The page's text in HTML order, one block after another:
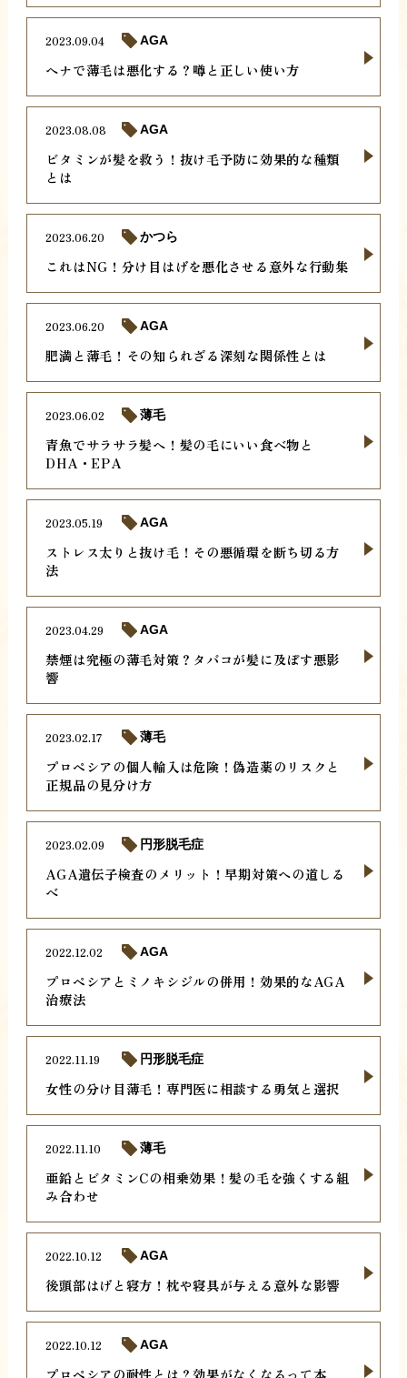
ヘナで薄毛は悪化する？噂と正しい使い方
2023.09.04 AGA
ビタミンが髪を救う！抜け毛予防に効果的な種類
とは
2023.08.08 AGA
これはNG！分け目はげを悪化させる意外な行動集
2023.06.20 かつら
肥満と薄毛！その知られざる深刻な関係性とは
2023.06.20 AGA
青魚でサラサラ髪へ！髪の毛にいい食べ物と
DHA・EPA
2023.06.02 薄毛
ストレス太りと抜け毛！その悪循環を断ち切る方
法
2023.05.19 AGA
禁煙は究極の薄毛対策？タバコが髪に及ぼす悪影
響
2023.04.29 AGA
プロペシアの個人輸入は危険！偽造薬のリスクと
正規品の見分け方
2023.02.17 薄毛
AGA遺伝子検査のメリット！早期対策への道しる
べ
2023.02.09 円形脱毛症
プロペシアとミノキシジルの併用！効果的なAGA
治療法
2022.12.02 AGA
女性の分け目薄毛！専門医に相談する勇気と選択
2022.11.19 円形脱毛症
亜鉛とビタミンCの相乗効果！髪の毛を強くする組
み合わせ
2022.11.10 薄毛
後頭部はげと寝方！枕や寝具が与える意外な影響
2022.10.12 AGA
プロペシアの耐性とは？効果がなくなるって本
2022.10.12 AGA